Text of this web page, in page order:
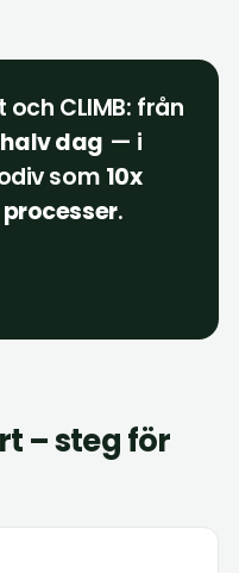
CLIMB: från
dag — i
som 10x
.
– steg för